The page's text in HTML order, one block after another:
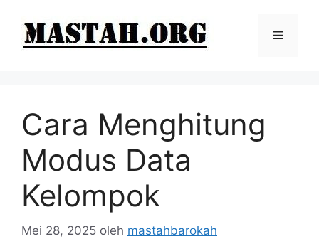
Menu
Cara Menghitung
Modus Data
Kelompok
Mei 28, 2025 oleh mastahbarokah